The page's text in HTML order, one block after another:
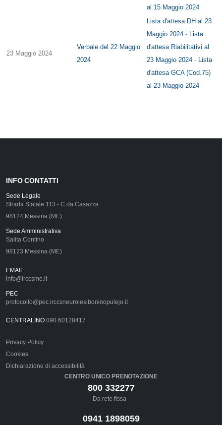
al 15 Maggio 2024
23 Maggio 2024
Verbale del 22 Maggio
2024
Lista d'attesa DH al 23
Maggio 2024 - Lista
d'attesa Riabilitativi al
23 Maggio 2024 - Lista
d'attesa GCA (Cod.75)
al 23 Maggio 2024
INFO CONTATTI
Sede Legale
Strada Statale 113 - C.da Casazza
98124 Messina (ME)
Sede Amministrativa
Salita Contino
98123 Messina (ME)
EMAIL
info@irccsme.it
PEC
protocollo@pec.irccsneurolesiboninopulejo.it
CENTRALINO 090 60128417
Privacy Policy
Cookies
Dichiarazione di accessibilità
CENTRO UNICO PRENOTAZIONE
800 332277
Da rete fissa
0941 1898059